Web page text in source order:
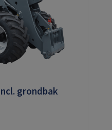
grondbak